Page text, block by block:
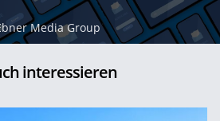
Media Group
interessieren